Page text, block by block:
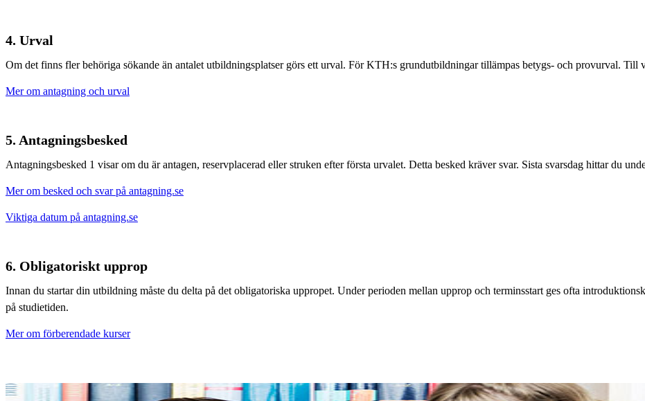
4. Urval
Om det finns fler behöriga sökande än antalet utbildningsplatser görs ett urval. För KTH:s grundutbildningar tillämpas betygs- och provurval. Till
Mer om antagning och urval
5. Antagningsbesked
Antagningsbesked 1 visar om du är antagen, reservplacerad eller struken efter första urvalet. Detta besked kräver svar. Sista svarsdag hittar du
Mer om besked och svar på antagning.se
Viktiga datum på antagning.se
6. Obligatoriskt upprop
Innan du startar din utbildning måste du delta på det obligatoriska uppropet. Under perioden mellan upprop och terminsstart ges ofta
på studietiden.
Mer om förberendade kurser